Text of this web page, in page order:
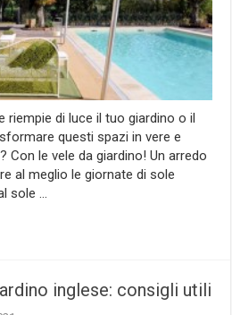
riempie di luce il tuo giardino o il
questi spazi in vere e
Con le vele da giardino! Un arredo
al meglio le giornate di sole
sole …
inglese: consigli utili